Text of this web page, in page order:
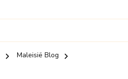
Maleisië Blog